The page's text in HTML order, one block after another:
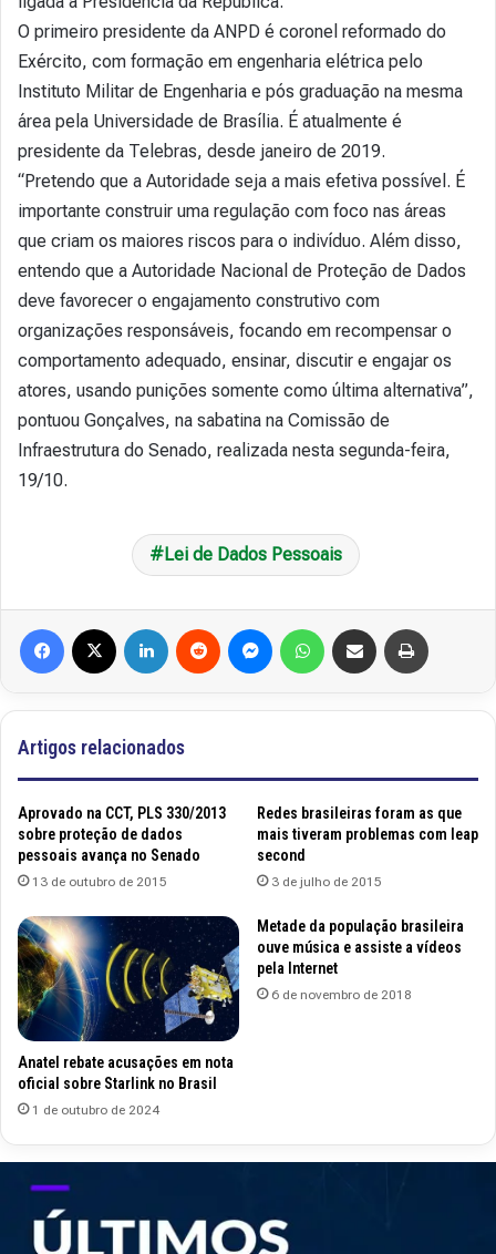
O primeiro presidente da ANPD é coronel reformado do
Exército, com formação em engenharia elétrica pelo
Instituto Militar de Engenharia e pós graduação na mesma
área pela Universidade de Brasília. É atualmente é
presidente da Telebras, desde janeiro de 2019.
“Pretendo que a Autoridade seja a mais efetiva possível. É
importante construir uma regulação com foco nas áreas
que criam os maiores riscos para o indivíduo. Além disso,
entendo que a Autoridade Nacional de Proteção de Dados
deve favorecer o engajamento construtivo com
organizações responsáveis, focando em recompensar o
comportamento adequado, ensinar, discutir e engajar os
atores, usando punições somente como última alternativa”,
pontuou Gonçalves, na sabatina na Comissão de
Infraestrutura do Senado, realizada nesta segunda-feira,
19/10.
Lei de Dados Pessoais
Artigos relacionados
Aprovado na CCT, PLS 330/2013
sobre proteção de dados
pessoais avança no Senado
13 de outubro de 2015
Redes brasileiras foram as que
mais tiveram problemas com leap
second
3 de julho de 2015
Anatel rebate acusações em nota
oficial sobre Starlink no Brasil
1 de outubro de 2024
Metade da população brasileira
ouve música e assiste a vídeos
pela Internet
6 de novembro de 2018